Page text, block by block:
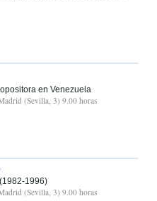
en Venezuela
(Sevilla, 3) 9.00 horas
1996)
(Sevilla, 3) 9.00 horas